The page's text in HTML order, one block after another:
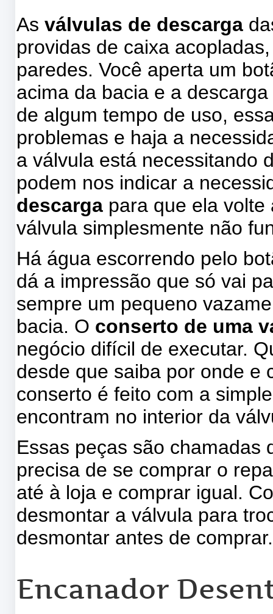
Asválvulas de descarga
providas de caixa
paredes. Você aperta um
acima da bacia e a
de algum tempo de uso,
problemas e haja a
a válvula está necessitando
podem nos indicar a
descarga para que ela volte
válvula simplesmente não
Há água escorrendo pelo
dá a impressão que só vai
sempre um pequeno
bacia. O conserto de uma
negócio difícil de executar.
desde que saiba por onde e
conserto é feito com a
encontram no interior da
Essas peças são chamadas
precisa de se comprar o
até à loja e comprar igual.
desmontar a válvula para
desmontar antes de comprar.
Encanador